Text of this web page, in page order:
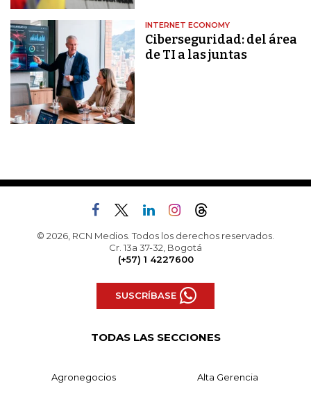
INTERNET ECONOMY
Ciberseguridad: del área
de TI a las juntas
© 2026, RCN Medios. Todos los derechos reservados.
Cr. 13a 37-32, Bogotá
(+57) 1 4227600
SUSCRÍBASE
TODAS LAS SECCIONES
Agronegocios Alta Gerencia